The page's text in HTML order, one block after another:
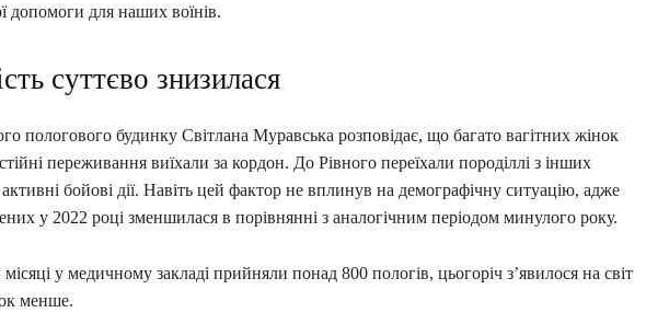
допомоги для наших воїнів.
суттєво знизилася
пологового будинку Світлана Муравська розповідає, що багато вагітних жінок
переживання виїхали за кордон. До Рівного переїхали породіллі з інших
бойові дії. Навіть цей фактор не вплинув на демографічну ситуацію, адже
у 2022 році зменшилася в порівнянні з аналогічним періодом минулого року.
у медичному закладі прийняли понад 800 пологів, цьогоріч з’явилося на світ
менше.